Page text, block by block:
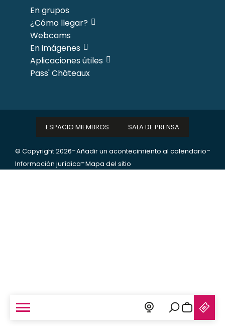
Buscar
En grupos
¿Cómo llegar?
Webcams
En imágenes
Aplicaciones útiles
Pass' Châteaux
© Copyright 2026-Añadir un acontecimiento al calendario-
Información jurídica-Mapa del sitio
ESPACIO MIEMBROS SALA DE PRENSA